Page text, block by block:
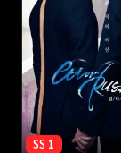
SS 1